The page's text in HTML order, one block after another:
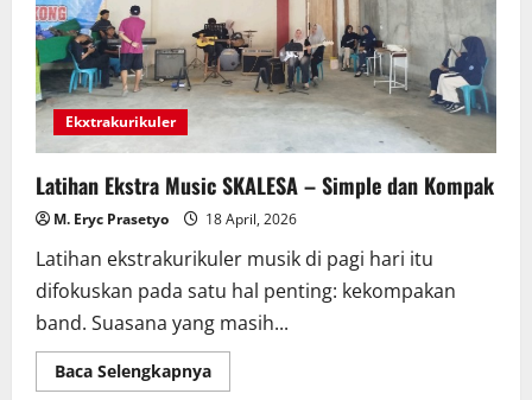
Hari
Kartini
2026
dengan
Fashion
Show
Ekxtrakurikuler
Latihan Ekstra Music SKALESA – Simple dan Kompak
M. Eryc Prasetyo 18 April, 2026
Latihan ekstrakurikuler musik di pagi hari itu
difokuskan pada satu hal penting: kekompakan
band. Suasana yang masih...
Baca SelengkapnyaRead
more